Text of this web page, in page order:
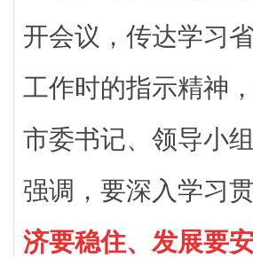
开会议，传达学习
工作时的指示精神
市委书记、领导小
强调，要深入学习
济要稳住、发展要